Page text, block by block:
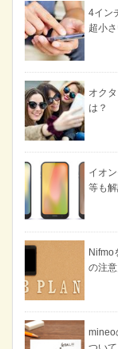
4イン
超小
オク
は？
イオ
等も解
Nifmo
の注
mineo